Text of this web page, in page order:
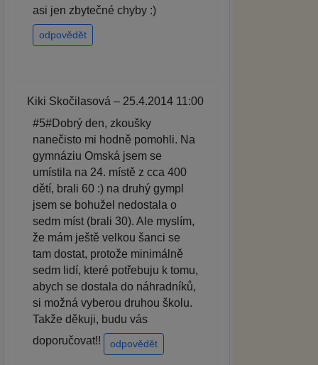
asi jen zbytečné chyby :)
odpovědět
Kiki Skočilasová – 25.4.2014 11:00
#5#Dobrý den, zkoušky
nanečisto mi hodně pomohli. Na
gymnáziu Omská jsem se
umístila na 24. místě z cca 400
dětí, brali 60 :) na druhý gympl
jsem se bohužel nedostala o
sedm míst (brali 30). Ale myslím,
že mám ještě velkou šanci se
tam dostat, protože minimálně
sedm lidí, které potřebuju k tomu,
abych se dostala do náhradníků,
si možná vyberou druhou školu.
Takže děkuji, budu vás
doporučovat!!
odpovědět